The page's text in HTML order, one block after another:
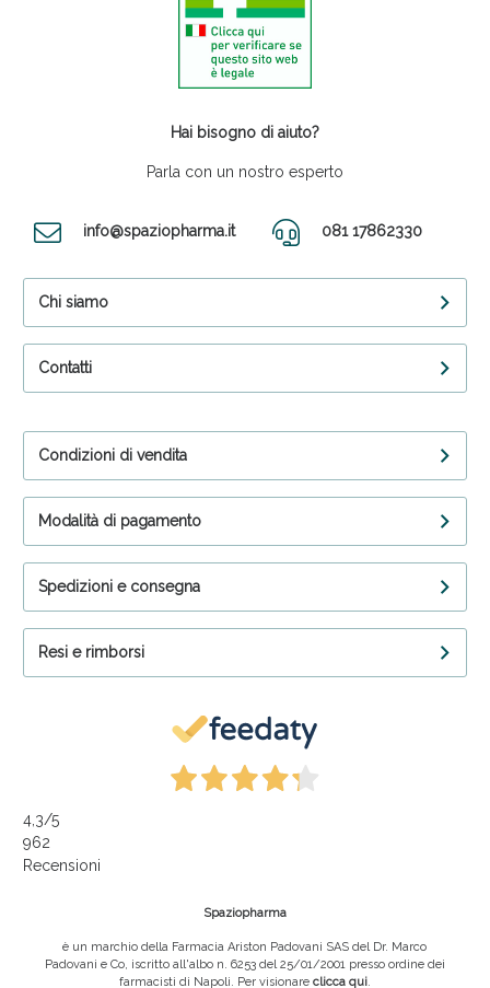
Hai bisogno di aiuto?
Parla con un nostro esperto
info@spaziopharma.it 081 17862330
Chi siamo
Contatti
Condizioni di vendita
Modalità di pagamento
Spedizioni e consegna
Resi e rimborsi
4,3/5
962
Recensioni
Spaziopharma
è un marchio della Farmacia Ariston Padovani SAS del Dr. Marco
Padovani e Co, iscritto all'albo n. 6253 del 25/01/2001 presso ordine dei
farmacisti di Napoli. Per visionare clicca qui.